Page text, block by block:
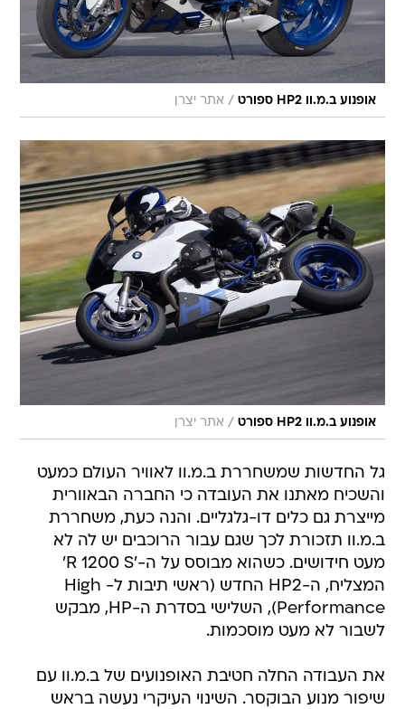
אופנוע ב.מ.וו HP2 ספורט / אתר יצרן
אופנוע ב.מ.וו HP2 ספורט / אתר יצרן
גל החדשות שמשחררת ב.מ.וו לאוויר העולם כמעט
והשכיח מאתנו את העובדה כי החברה הבאוורית
מייצרת גם כלים דו-גלגליים. והנה כעת, משחררת
ב.מ.וו תזכורת לכך שגם עבור הרוכבים יש לה לא
מעט חידושים. כשהוא מבוסס על ה-'R 1200 S'
המצליח, ה-HP2 החדש (ראשי תיבות ל- High
Performance), השלישי בסדרת ה-HP, מבקש
לשבור לא מעט מוסכמות.
את העבודה החלה חטיבת האופנועים של ב.מ.וו עם
שיפור מנוע הבוקסר. השינוי העיקרי נעשה בראש